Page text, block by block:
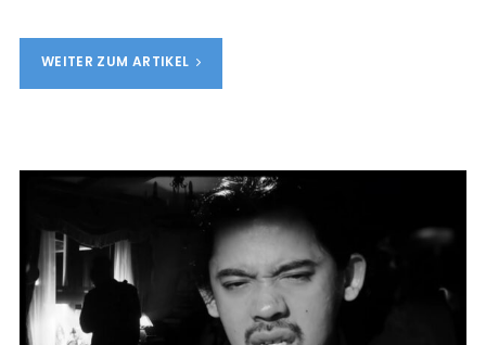
WEITER ZUM ARTIKEL